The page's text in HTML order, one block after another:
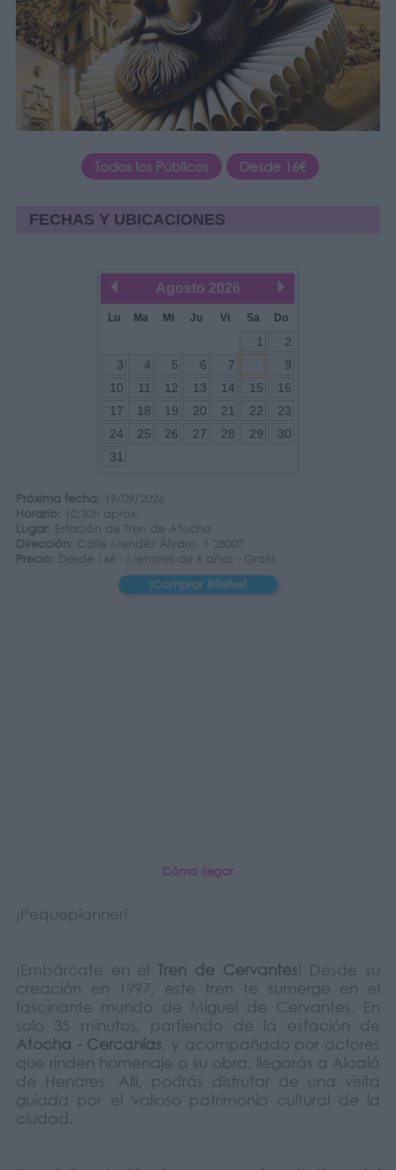
Todos los Públicos Desde 16€
FECHAS Y UBICACIONES
Próxima fecha : 19/09/2026
Horario : 10:30h aprox.
Lugar: Estación de Tren de Atocha
Dirección : Calle Mendéz Álvaro, 1 28007
Precio : Desde 16€ - Menores de 6 años - Gratis
¡Comprar Billetes!
Cómo llegar
Agosto 2026
Lu Ma Mi Ju Vi Sa Do
1
2
3
4 5 6 7
9
10
11 12 13 14 15
16
17
18 19 20 21 22
23
24
25 26 27 28 29
30
31
¡Pequeplanner!
¡Embárcate en el Tren de Cervantes! Desde su
creación en 1997, este tren te sumerge en el
fascinante mundo de Miguel de Cervantes. En
solo 35 minutos, partiendo de la estación de
Atocha - Cercanías , y acompañado por actores
que rinden homenaje a su obra, llegarás a Alcalá
de Henares. Allí, podrás disfrutar de una visita
guiada por el valioso patrimonio cultural de la
ciudad.